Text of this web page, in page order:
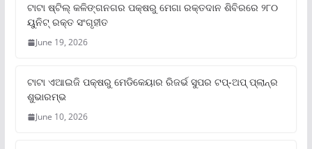
ଟାଟା ଷ୍ଟିଲ୍‌ କଳିଙ୍ଗନଗର ପକ୍ଷରୁ ମେଗା ରକ୍ତଦାନ ଶିବିରରେ ୨୮୦
ୟୁନିଟ୍‌ ରକ୍ତ ସଂଗୃହୀତ
June 19, 2026
ଟାଟା ଏଆଇଜି ପକ୍ଷରୁ ମେଡିକେୟାର ରିଜର୍ଭ ସୁପର ଟପ୍‌-ଅପ୍ ପ୍ଲାନ୍‌ର
ଶୁଭାରମ୍ଭ
June 10, 2026